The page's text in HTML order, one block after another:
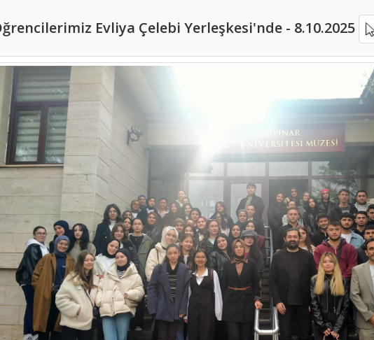
Evliya Çelebi Yerleşkesi'nde - 8.10.2025